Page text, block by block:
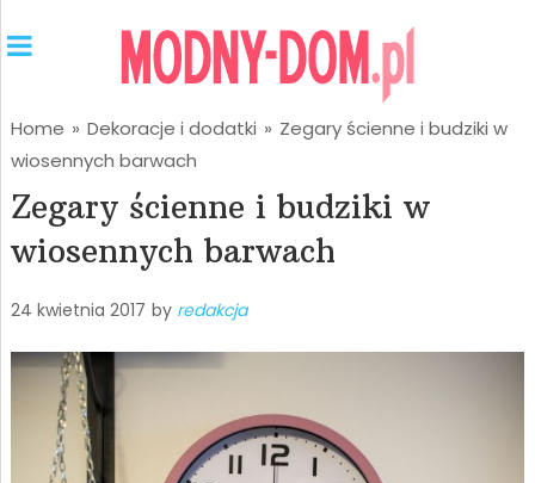
Home » Dekoracje i dodatki » Zegary ścienne i budziki w
wiosennych barwach
Zegary ścienne i budziki w
wiosennych barwach
24 kwietnia 2017 by redakcja